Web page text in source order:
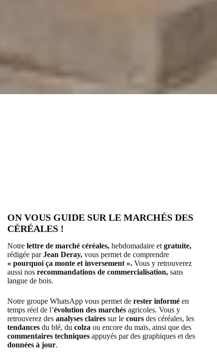
ON VOUS GUIDE SUR LE MARCHÉS DES
CÉRÉALES !
Notre lettre de marché céréales, hebdomadaire et gratuite,
rédigée parJean Deray, vous permet de comprendre
« pourquoi ça monte et inversement ». Vous y retrouverez
aussi nos recommandations de commercialisation, sans
langue de bois.
Notre groupe WhatsApp vous permet de rester informé en
temps réel de l’évolution des marchés agricoles. Vous y
retrouverez des analyses claires sur le cours des céréales, les
tendances du blé, du colza ou encore du maïs, ainsi que des
commentaires techniques appuyés par des graphiques et des
données à jour.